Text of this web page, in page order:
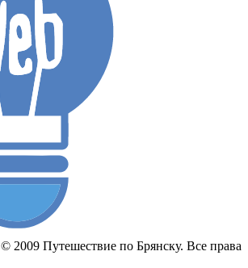
© 2009 Путешествие по Брянску. Все права